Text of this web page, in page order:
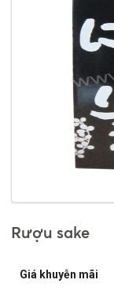
Rượu sake
Giá khuyễn mãi